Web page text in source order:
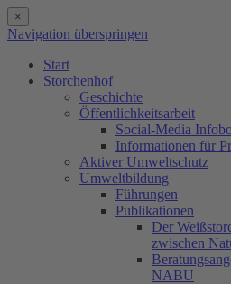
×
Navigation überspringen
Start
Storchenhof
Geschichte
Öffentlichkeitsarbeit
Social-Media
Informationen für
Aktiver Umweltschutz
Umweltbildung
Führungen
Publikationen
Der
zwischen
NABU